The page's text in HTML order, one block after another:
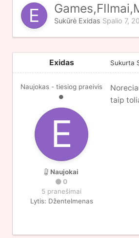
Sukūrė Exidas Spalio 7,
Exidas
Naujokas - tiesiog praeivis
Naujokai
0
5 pranešimai
Lytis: Džentelmenas
Sukurta
taip